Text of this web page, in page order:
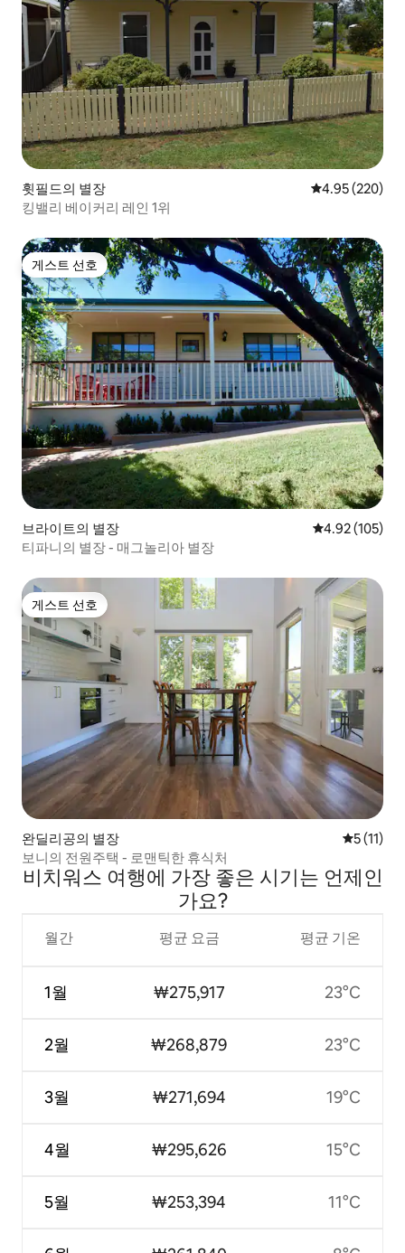
휫필드의 별장 평점 4.95점(5
4.95 (220)
킹밸리 베이커리 레인 1위
게스트 선호
게스트 선호
브라이트의 별장 평점 4.92점(5
4.92 (105)
티파니의 별장 - 매그놀리아 별장
게스트 선호
게스트 선호
완딜리공의 별장 평점 5점
5 (11)
보니의 전원주택 - 로맨틱한 휴식처
비치워스 여행에 가장 좋은 시기는 언제인
가요?
월간
1월
2월
3월
4월
5월
평균 요금
₩275,917
₩268,879
₩271,694
₩295,626
₩253,394
평균 기온
23°C
23°C
19°C
15°C
11°C